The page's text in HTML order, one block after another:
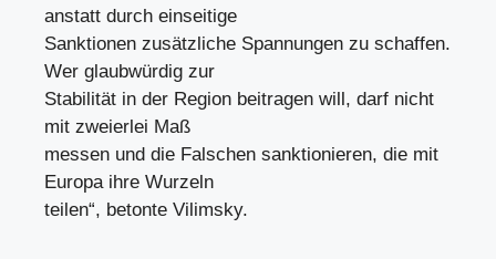
anstatt durch einseitige
Sanktionen zusätzliche Spannungen zu schaffen.
Wer glaubwürdig zur
Stabilität in der Region beitragen will, darf nicht
mit zweierlei Maß
messen und die Falschen sanktionieren, die mit
Europa ihre Wurzeln
teilen“, betonte Vilimsky.